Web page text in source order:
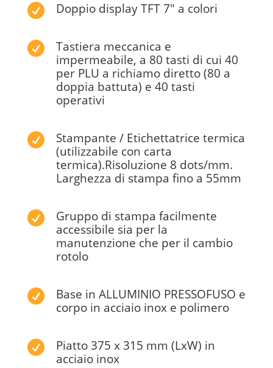
 Doppio display TFT 7" a colori

Tastiera meccanica e
impermeabile, a 80 tasti di cui 40
per PLU a richiamo diretto (80 a
doppia battuta) e 40 tasti
operativi

Stampante / Etichettatrice termica
(utilizzabile con carta
termica).Risoluzione 8 dots/mm.
Larghezza di stampa fino a 55mm

Gruppo di stampa facilmente
accessibile sia per la
manutenzione che per il cambio
rotolo

Base in ALLUMINIO PRESSOFUSO e
corpo in acciaio inox e polimero

Piatto 375 x 315 mm (LxW) in
acciaio inox